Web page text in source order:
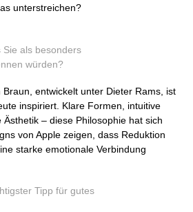
unterstreichen?
Sie als besonders
würden?
entwickelt unter Dieter Rams, ist
inspiriert. Klare Formen, intuitive
– diese Philosophie hat sich
von Apple zeigen, dass Reduktion
starke emotionale Verbindung
Tipp für gutes